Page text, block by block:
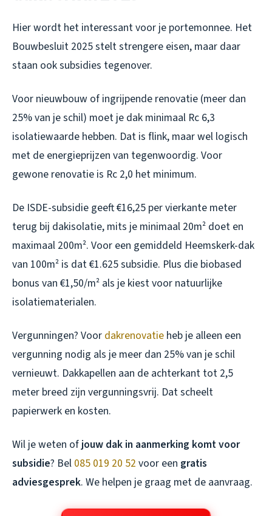
Hier wordt het interessant voor je portemonnee. Het
Bouwbesluit 2025 stelt strengere eisen, maar daar
staan ook subsidies tegenover.
Voor nieuwbouw of ingrijpende renovatie (meer dan
25% van je schil) moet je dak minimaal Rc 6,3
isolatiewaarde hebben. Dat is flink, maar wel logisch
met de energieprijzen van tegenwoordig. Voor
gewone renovatie is Rc 2,0 het minimum.
De ISDE-subsidie geeft €16,25 per vierkante meter
terug bij dakisolatie, mits je minimaal 20m² doet en
maximaal 200m². Voor een gemiddeld Heemskerk-dak
van 100m² is dat €1.625 subsidie. Plus die biobased
bonus van €1,50/m² als je kiest voor natuurlijke
isolatiematerialen.
Vergunningen? Voor dakrenovatie heb je alleen een
vergunning nodig als je meer dan 25% van je schil
vernieuwt. Dakkapellen aan de achterkant tot 2,5
meter breed zijn vergunningsvrij. Dat scheelt
papierwerk en kosten.
Wil je weten of jouw dak in aanmerking komt voor
subsidie? Bel 085 019 20 52 voor een gratis
adviesgesprek. We helpen je graag met de aanvraag.